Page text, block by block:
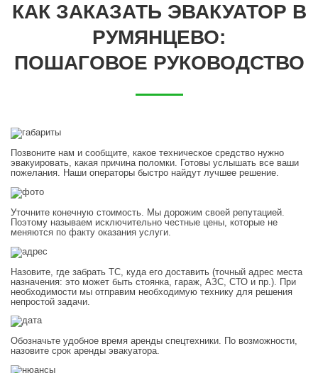
КАК ЗАКАЗАТЬ ЭВАКУАТОР В
РУМЯНЦЕВО:
ПОШАГОВОЕ РУКОВОДСТВО
Позвоните нам и сообщите, какое техническое средство нужно
эвакуировать, какая причина поломки. Готовы услышать все ваши
пожелания. Наши операторы быстро найдут лучшее решение.
Уточните конечную стоимость. Мы дорожим своей репутацией.
Поэтому называем исключительно честные цены, которые не
меняются по факту оказания услуги.
Назовите, где забрать ТС, куда его доставить (точный адрес места
назначения: это может быть стоянка, гараж, АЗС, СТО и пр.). При
необходимости мы отправим необходимую технику для решения
непростой задачи.
Обозначьте удобное время аренды спецтехники. По возможности,
назовите срок аренды эвакуатора.